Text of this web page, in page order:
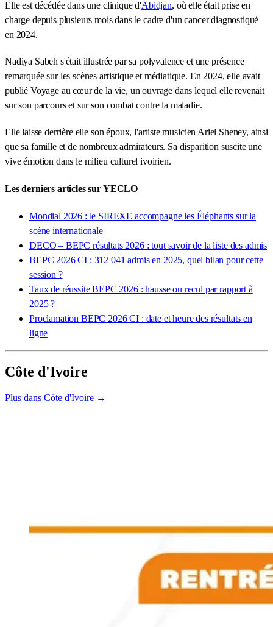
Elle est décédée dans une clinique d'Abidjan, où elle était prise en
charge depuis plusieurs mois dans le cadre d'un cancer diagnostiqué
en 2024.
Nadiya Sabeh s'était illustrée par sa polyvalence et une présence
remarquée sur les scènes artistique et médiatique. En 2024, elle avait
publié Voyage au cœur de la vie, un ouvrage dans lequel elle revenait
sur son parcours et sur son combat contre la maladie.
Elle laisse derrière elle son époux, l'artiste musicien Ariel Sheney, ainsi
que sa famille et de nombreux admirateurs. Sa disparition suscite une
vive émotion dans le milieu culturel ivoirien.
Les derniers articles sur YECLO
Mondial 2026 : le SIREXE accompagne les Éléphants sur la
scène internationale
DECO – BEPC résultats 2026 : tout savoir de la liste des admis
BEPC 2026 CI : 312 041 admis en 2025, quel bilan pour cette
session ?
Taux de réussite BEPC 2026 : hausse ou recul par rapport à
2025 ?
Proclamation BEPC 2026 CI : date et heure des résultats en
ligne
Côte d'Ivoire
Plus dans Côte d'Ivoire →